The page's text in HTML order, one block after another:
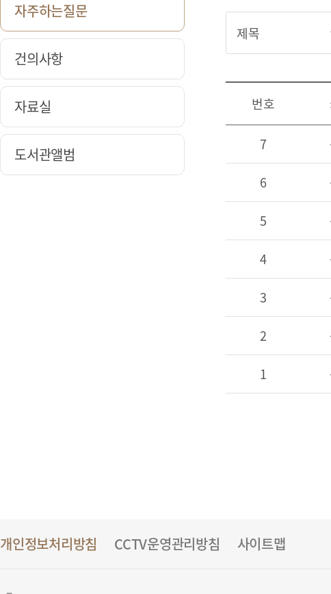
자주하는질문
건의사항
자료실
도서관앨범
번호
7
6
5
4
3
2
1
개인정보처리방침 CCTV운영관리방침 사이트맵